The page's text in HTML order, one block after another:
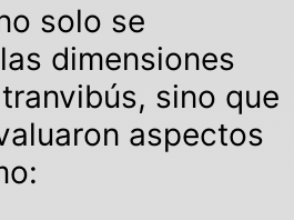
solo se
dimensiones
sino que
aspectos